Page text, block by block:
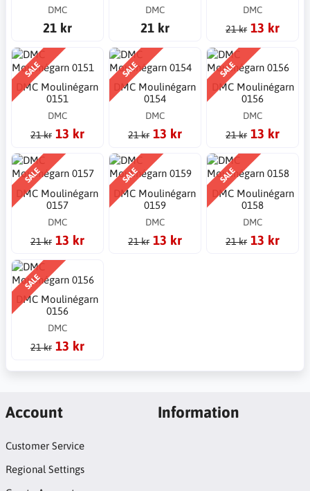
DMC
21 kr
DMC
21 kr
DMC
21 kr 13 kr
SALE
DMC Moulinégarn
0151
DMC
21 kr 13 kr
SALE
DMC Moulinégarn
0154
DMC
21 kr 13 kr
SALE
DMC Moulinégarn
0156
DMC
21 kr 13 kr
SALE
DMC Moulinégarn
0157
DMC
21 kr 13 kr
SALE
DMC Moulinégarn
0159
DMC
21 kr 13 kr
SALE
DMC Moulinégarn
0158
DMC
21 kr 13 kr
SALE
DMC Moulinégarn
0156
DMC
21 kr 13 kr
Account
Customer Service
Regional Settings
Information